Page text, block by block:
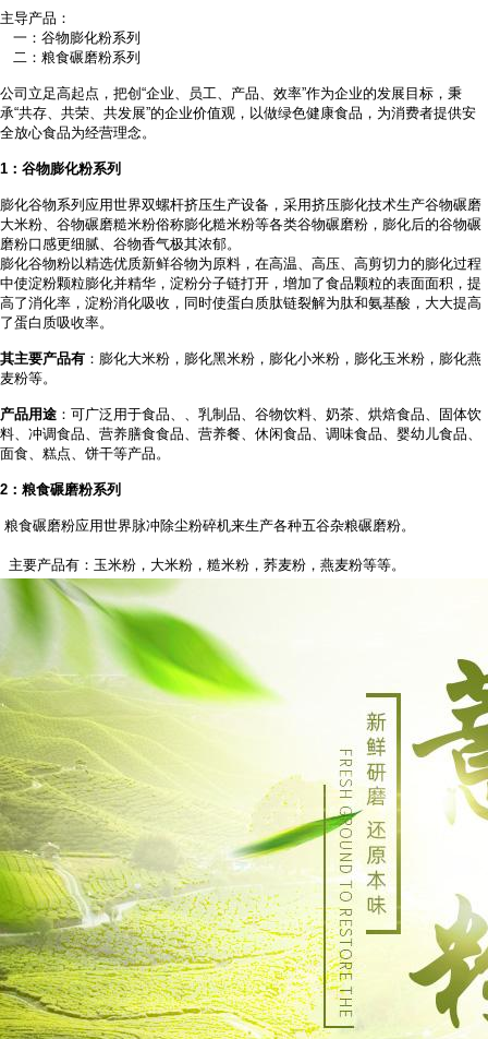
主导产品：
一：谷物膨化粉系列
二：粮食碾磨粉系列
公司立足高起点，把创 “企业、员工、产品、效率”作为企业的发展目标，秉
承“共存、共荣、共发展”的企业价值观，以做绿色健康食品，为消费者提供安
全放心食品为经营理念。
1 ：谷物膨化粉系列
膨化谷物系列应用世界双螺杆挤压生产设备，采用挤压膨化技术生产谷物碾磨
大米粉、谷物碾磨糙米粉俗称膨化糙米粉等各类谷物碾磨粉，膨化后的谷物碾
磨粉口感更细腻、谷物香气极其浓郁。
膨化谷物粉以精选优质新鲜谷物为原料，在高温、高压、高剪切力的膨化过程
中使淀粉颗粒膨化并精华，淀粉分子链打开，增加了食品颗粒的表面面积，提
高了消化率，淀粉消化吸收，同时使蛋白质肽链裂解为肽和氨基酸，大大提高
了蛋白质吸收率。
其主要产品有 ：膨化大米粉，膨化黑米粉，膨化小米粉，膨化玉米粉，膨化燕
麦粉等。
产品用途 ：可广泛用于食品、 、乳制品、谷物饮料、奶茶、烘焙食品、固体饮
料、冲调食品、营养膳食食品、营养餐、休闲食品、调味食品、婴幼儿食品、
面食、糕点、饼干等产品。
2 ：粮食碾磨粉系列
粮食碾磨粉应用世界脉冲除尘粉碎机来生产各种五谷杂粮碾磨粉。
主要产品有：玉米粉，大米粉，糙米粉，荞麦粉，燕麦粉等等。